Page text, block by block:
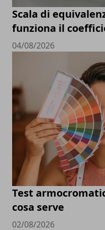
Scala di
funziona il
04/08/2026
Test
cosa serve
02/08/2026